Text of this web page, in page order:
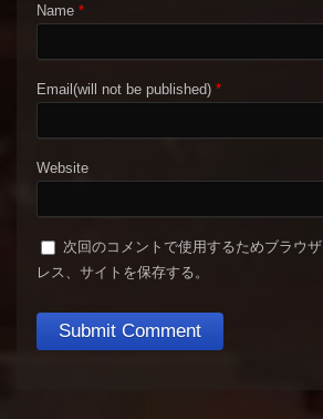
Name *
Email(will not be published) *
Website
次回のコメントで使用するためブラウ
レス、サイトを保存する。